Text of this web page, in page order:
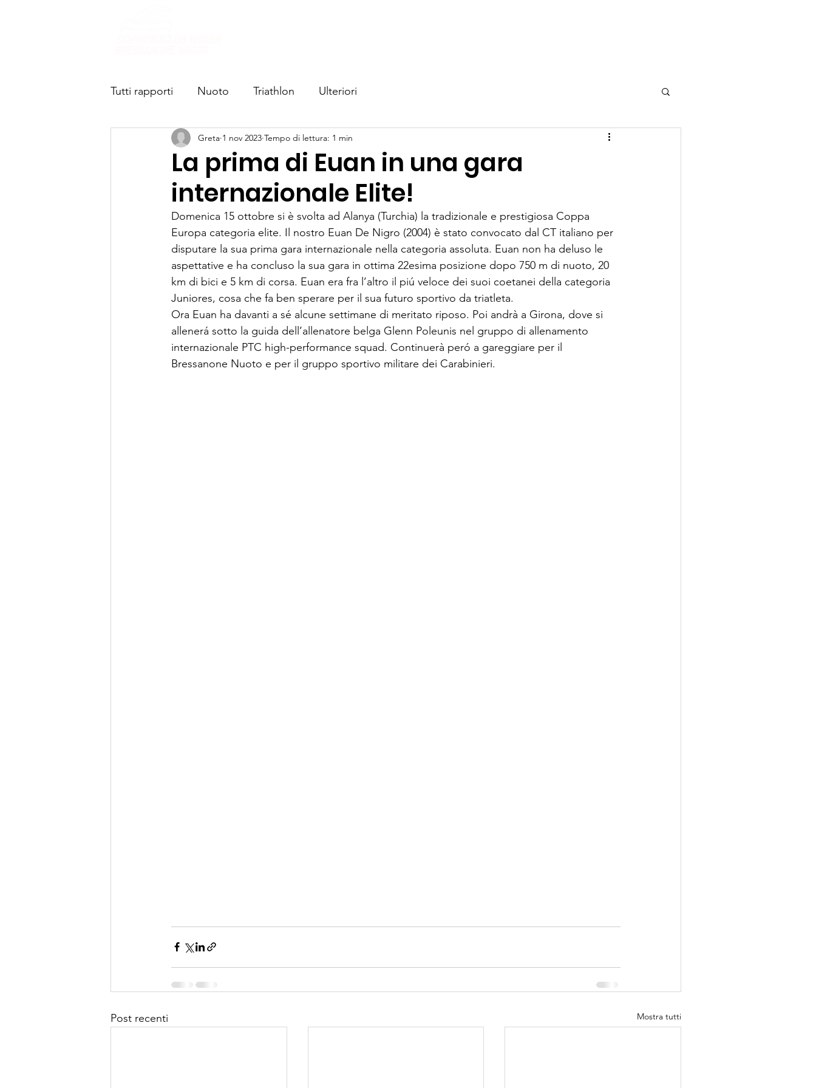
Tutti rapporti Nuoto Triathlon Ulteriori
La prima di Euan in una gara
internazionale Elite!
Greta 1 nov 2023 Tempo di lettura: 1 min
Domenica 15 ottobre si è svolta ad Alanya (Turchia) la tradizionale e prestigiosa Coppa
Europa categoria elite. Il nostro Euan De Nigro (2004) è stato convocato dal CT italiano per
disputare la sua prima gara internazionale nella categoria assoluta. Euan non ha deluso le
aspettative e ha concluso la sua gara in ottima 22esima posizione dopo 750 m di nuoto, 20
km di bici e 5 km di corsa. Euan era fra l’altro il piú veloce dei suoi coetanei della categoria
Juniores, cosa che fa ben sperare per il sua futuro sportivo da triatleta.
Ora Euan ha davanti a sé alcune settimane di meritato riposo. Poi andrà a Girona, dove si
allenerá sotto la guida dell’allenatore belga Glenn Poleunis nel gruppo di allenamento
internazionale PTC high-performance squad. Continuerà peró a gareggiare per il
Bressanone Nuoto e per il gruppo sportivo militare dei Carabinieri.
Post recenti Mostra tutti